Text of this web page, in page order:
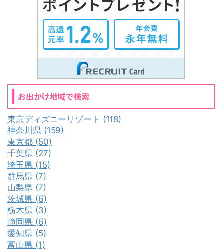
お出かけ地域で検索
東京ディズニーリゾート (118)
神奈川県 (159)
東京都 (50)
千葉県 (27)
埼玉県 (15)
群馬県 (7)
山梨県 (7)
茨城県 (6)
栃木県 (3)
静岡県 (6)
愛知県 (5)
富山県 (1)